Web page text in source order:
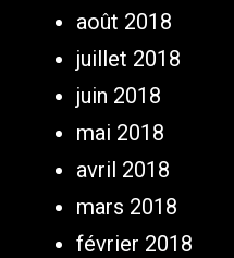
août 2018
juillet 2018
juin 2018
mai 2018
avril 2018
mars 2018
février 2018